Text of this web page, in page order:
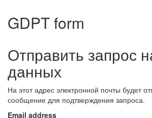
GDPT form
Отправить запрос
данных
На этот адрес электронной почты будет
сообщение для подтверждения запроса.
Email address